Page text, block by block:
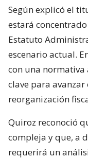
Según explicó el
estará
Estatuto
escenario actual.
con una normativa
clave para avanzar
reorganización
Quiroz reconoció
compleja y que, a
requerirá un